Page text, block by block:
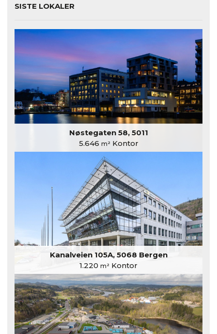
SISTE LOKALER
Nøstegaten 58, 5011
5.646 m²Kontor
Kanalveien 105A, 5068 Bergen
1.220 m² Kontor